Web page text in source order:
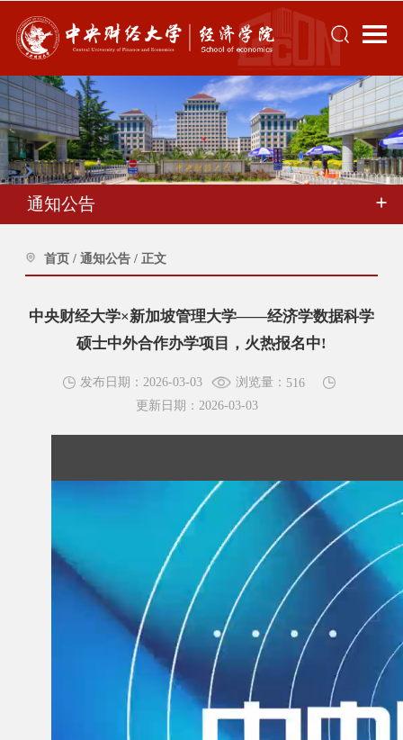
通知公告
首页 / 通知公告 / 正文
中央财经大学×新加坡管理大学——经济学数据科学
硕士中外合作办学项目，火热报名中!
发布日期：2026-03-03 浏览量： 516
更新日期：2026-03-03